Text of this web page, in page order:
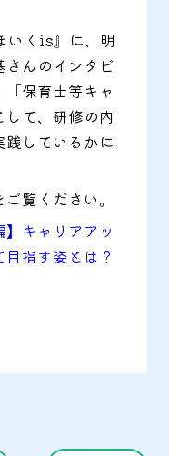
いくis』に、明
んのインタビ
保育士等キャ
して、研修の内
しているかに
覧ください。
】キャリアアッ
指す姿とは？